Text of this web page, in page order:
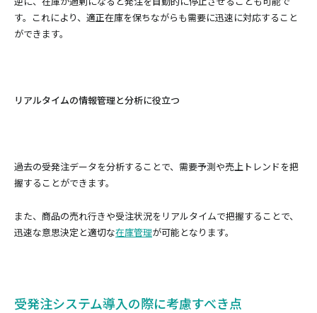
す。これにより、適正在庫を保ちながらも需要に迅速に対応すること
ができます。
リアルタイムの情報管理と分析に役立つ
過去の受発注データを分析することで、需要予測や売上トレンドを把
握することができます。
また、商品の売れ行きや受注状況をリアルタイムで把握することで、
迅速な意思決定と適切な在庫管理が可能となります。
受発注システム導入の際に考慮すべき点